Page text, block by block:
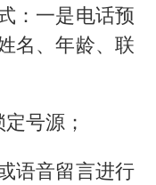
：一是电话预
名、年龄、联
号源；
语音留言进行